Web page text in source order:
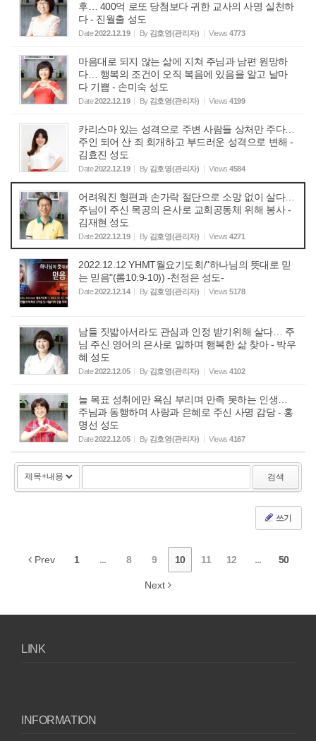
후… 400억 로또 당첨보다 귀한 교사의 사명 실천하
다 - 진월출 성도
Date2022.12.19 By 김호영(관리자) Views 4773
마음대로 되지 않는 삶에 지쳐 주님과 남편 원망하
다… 행복의 조건이 오직 복음에 있음을 알고 날마
다 기쁨 - 손미숙 성도
Date2022.12.19 By 김호영(관리자) Views 4199
카리스마 있는 성격으로 주변 사람들 상처만 주다…
주인 되어 산 죄 회개하고 부드러운 성격으로 변해 -
김효진 성도
Date2022.12.19 By 김호영(관리자) Views 4584
어려워진 형편과 손가락 절단으로 소망 없이 살다…
주님이 주신 목공의 은사로 교회공동체 위해 봉사 -
김재현 성도
Date2022.12.19 By 김호영(관리자) Views 4271
2022.12.12 YHMT월요기도회/"하나님의 뜻대로 믿
는 믿음"(롬10:9-10)) -천정은 성도-
Date2022.12.14 By 김호영(관리자) Views 5178
남들 짓밟아서라도 관심과 인정 받기위해 살다… 주
님 주신 영어의 은사로 일하며 행복한 삶 찾아 - 박우
혜 성도
Date2022.12.05 By 김호영(관리자) Views 4102
늘 목표 성취에만 욕심 부리며 만족 못하는 인생…
주님과 동행하며 사랑과 은혜로 주신 사명 감당 - 홍
명선 성도
Date2022.12.05 By 김호영(관리자) Views 4167
검색
쓰기
Prev 1 ... 8 9 10 11 12 ... 50
Next
LINK
INFORMATION